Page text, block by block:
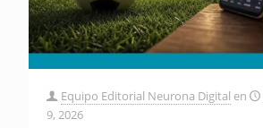
Equipo Editorial Neurona Digital en
9, 2026